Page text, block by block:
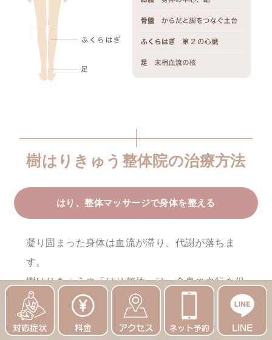
樹はりきゅう整体院の治療方法
はり、整体マッサージで身体を整える
凝り固まった身体は血流が滞り、代謝が落ちま
す。
樹はりきゅうの「はり整体」は、全身の血行を促
進し、身体を整えます。
※はりが苦手な方は、はりは使用しません。